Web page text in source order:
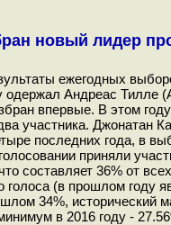
новый лидер
ежегодных
одержал Андреас Тилле
впервые. В этом
участника. Джонатан
последних года, в
приняли
составляет 36% от
(в прошлом году
34%, исторический
в 2016 году -